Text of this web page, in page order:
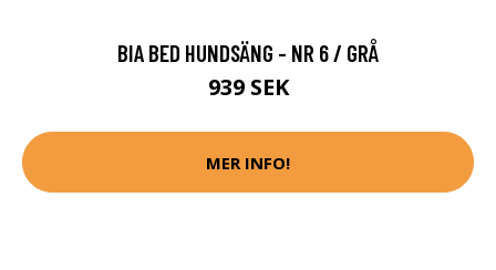
BIA BED HUNDSÄNG - NR 6 / GRÅ
939 SEK
MER INFO!